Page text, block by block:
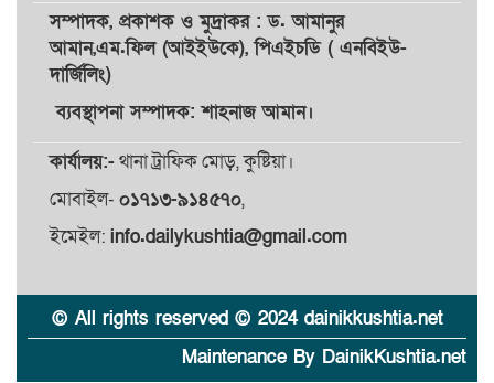
সম্পাদক, প্রকাশকওমুদ্রাকর: ড. আমানুর
আমান,এম.ফিল (আইইউকে), পিএইচডি ( এনবিইউ-
দার্জিলিং)
ব্যবস্থাপনা সম্পাদক: শাহনাজ আমান।
কার্যালয়:-থানা ট্রাফিক মোড়, কুষ্টিয়া।
মোবাইল- ০১৭১৩-৯১৪৫৭০,
ইমেইল: info.dailykushtia@gmail.com
© All rights reserved © 2024 dainikkushtia.net
Maintenance By DainikKushtia.net